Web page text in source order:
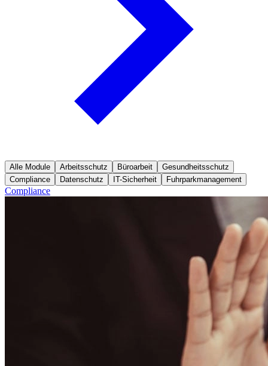
Alle Module Arbeitsschutz Büroarbeit
Gesundheitsschutz
Compliance
Datenschutz IT-Sicherheit Fuhrparkmanagement
Compliance